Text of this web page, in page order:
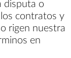
disputa o
contratos y
rigen nuestra
en